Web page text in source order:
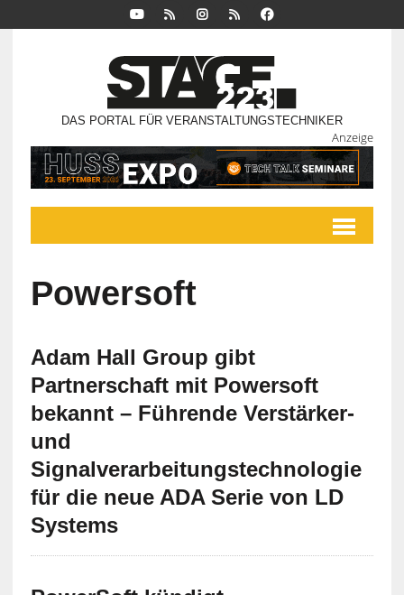
DAS PORTAL FÜR VERANSTALTUNGSTECHNIKER
Anzeige
Powersoft
Adam Hall Group gibt
Partnerschaft mit Powersoft
bekannt – Führende Verstärker-
und
Signalverarbeitungstechnologie
für die neue ADA Serie von LD
Systems